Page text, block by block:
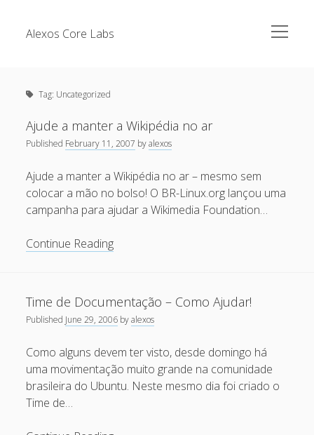
Alexos Core Labs
open
menu
Cursos
Github
Linkedin
Nullbyte Security Conference
Publicações
Security Advisories
Tools
Recent Posts
Tecsec Podcast #114 – A HISTÓRIA DA NULLBYTE
SECURITY CONFERENCE
Mitigando tráfego malicioso originado da rede TOR
[Capacite] Linux – Comandos Básicos 2
Recent Comments
Maicon Fonseca ZancoonProtegendo a console
administrativa contra ataques de brute force
alexoson
Tag: Uncategorized
Ajude a manter a Wikipédia no ar
Published February 11, 2007 byalexos
Ajude a manter a Wikipédia no ar – mesmo sem
colocar a mão no bolso! O BR-Linux.org lançou uma
campanha para ajudar a Wikimedia Foundation…
Continue ReadingAjude
Wikipédia
no
Time de Documentação – Como Ajudar!
Published June 29, 2006 byalexos
Como alguns devem ter visto, desde domingo há
uma movimentação muito grande na comunidade
brasileira do Ubuntu. Neste mesmo dia foi criado o
Time de…